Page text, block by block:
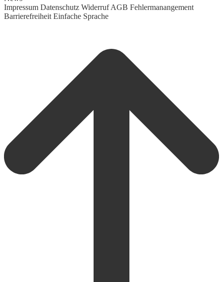
Impressum Datenschutz Widerruf AGB Fehlermanangement
Barrierefreiheit Einfache Sprache